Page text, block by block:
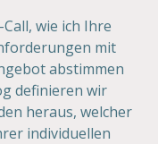
wie ich Ihre
mit
abstimmen
definieren wir
heraus, welcher
individuellen